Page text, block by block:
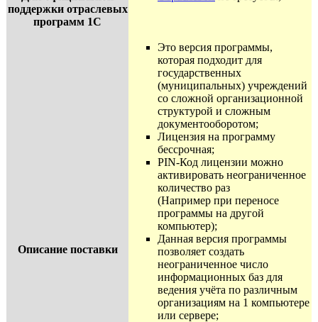
поддержки отраслевых
программ 1С
Описание поставки
Это версия программы,
которая подходит для
государственных
(муниципальных) учреждений
со сложной организационной
структурой и сложным
документооборотом;
Лицензия на программу
бессрочная;
PIN-Код лицензии можно
активировать неограниченное
количество раз
(Например при переносе
программы на другой
компьютер);
Данная версия программы
позволяет создать
неограниченное число
информационных баз для
ведения учёта по различным
организациям на 1 компьютере
или сервере;